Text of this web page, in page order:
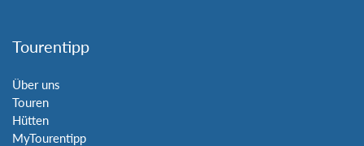
Tourentipp
Über uns
Touren
Hütten
MyTourentipp